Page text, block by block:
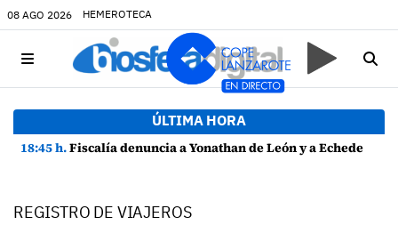
08 AGO 2026 HEMEROTECA
ÚLTIMA HORA
18:45 h.Fiscalía denuncia a Yonathan de León y a Echedey Eugenio por presuntas anomalías en contratos festivos
REGISTRO DE VIAJEROS